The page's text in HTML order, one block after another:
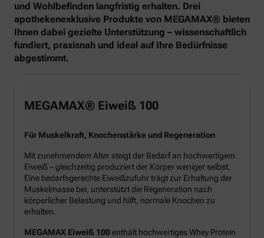
und Wohlbefinden langfristig erhalten. Drei
apothekenexklusive Produkte von MEGAMAX® bieten
Ihnen dabei gezielte Unterstützung – wissenschaftlich
fundiert, praxisnah und ideal auf Ihre Bedürfnisse
abgestimmt.
MEGAMAX® Eiweiß 100
Für Muskelkraft, Knochenstärke und Regeneration
Mit zunehmendem Alter steigt der Bedarf an hochwertigem
Eiweiß – gleichzeitig produziert der Körper weniger selbst.
Eine bedarfsgerechte Eiweißzufuhr trägt zur Erhaltung der
Muskelmasse bei, unterstützt die Regeneration nach
körperlicher Belastung und hilft, normale Knochen zu
erhalten.
MEGAMAX Eiweiß 100enthält hochwertiges Whey Protein